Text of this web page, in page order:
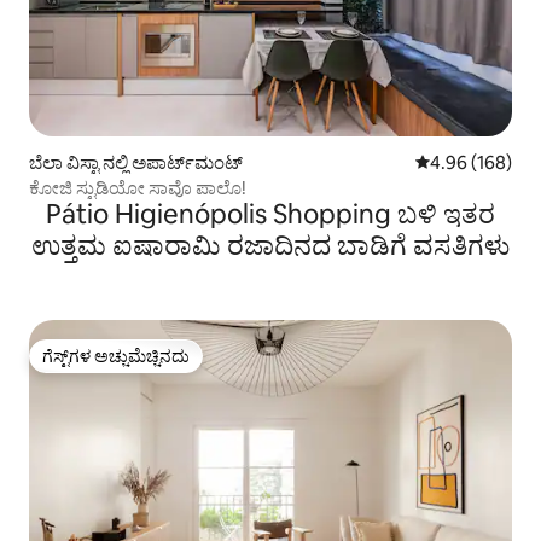
ಬೆಲಾ ವಿಸ್ಟಾ ನಲ್ಲಿ ಅಪಾರ್ಟ್‌ಮಂಟ್ 5 ರಲ್ಲಿ 4.96
4.96 (168)
ಕೋಜಿ ಸ್ಟುಡಿಯೋ ಸಾವೊ ಪಾಲೊ!
Pátio Higienópolis Shopping ಬಳಿ ಇತರ
ಉತ್ತಮ ಐಷಾರಾಮಿ ರಜಾದಿನದ ಬಾಡಿಗೆ ವಸತಿಗಳು
ಗೆಸ್ಟ್‌ಗಳ ಅಚ್ಚುಮೆಚ್ಚಿನದು
ಗೆಸ್ಟ್‌ಗಳ ಅಚ್ಚುಮೆಚ್ಚಿನದು